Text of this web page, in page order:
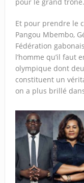
Et pour prendre le
Pangou Mbembo,
Fédération
l’homme qu’il faut
olympique dont
constituent un
on a plus brillé